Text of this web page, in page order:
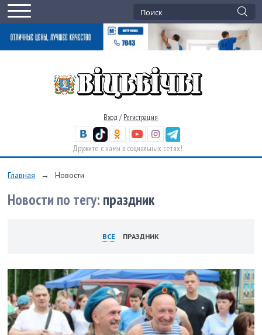
Вход / Регистрация
Дружите с нами в социальных сетях!
Главная → Новости
Новости по тегу: праздник
ВСЕ ПРАЗДНИК